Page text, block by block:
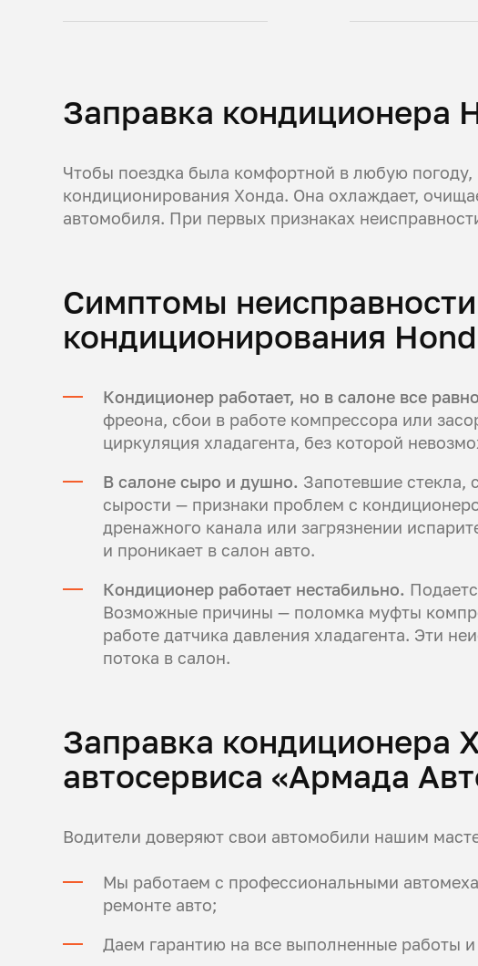
Заправка кондиционера
Чтобы поездка была комфортной в любую
кондиционирования Хонда. Она охлаждает,
автомобиля. При первых признаках
Симптомы
кондиционирования
Кондиционер работает, но в салоне все
фреона, сбои в работе компрессора или
циркуляция хладагента, без которой
В салоне сыро и душно. Запотевшие стекла,
сырости — признаки проблем с
дренажного канала или загрязнении
и проникает в салон авто.
Кондиционер работает нестабильно.
Возможные причины — поломка муфты
работе датчика давления хладагента. Эти
потока в салон.
Заправка кондиционера
автосервиса «Армада
Водители доверяют свои автомобили нашим
Мы работаем с профессиональными
ремонте авто;
Даем гарантию на все выполненные работы и